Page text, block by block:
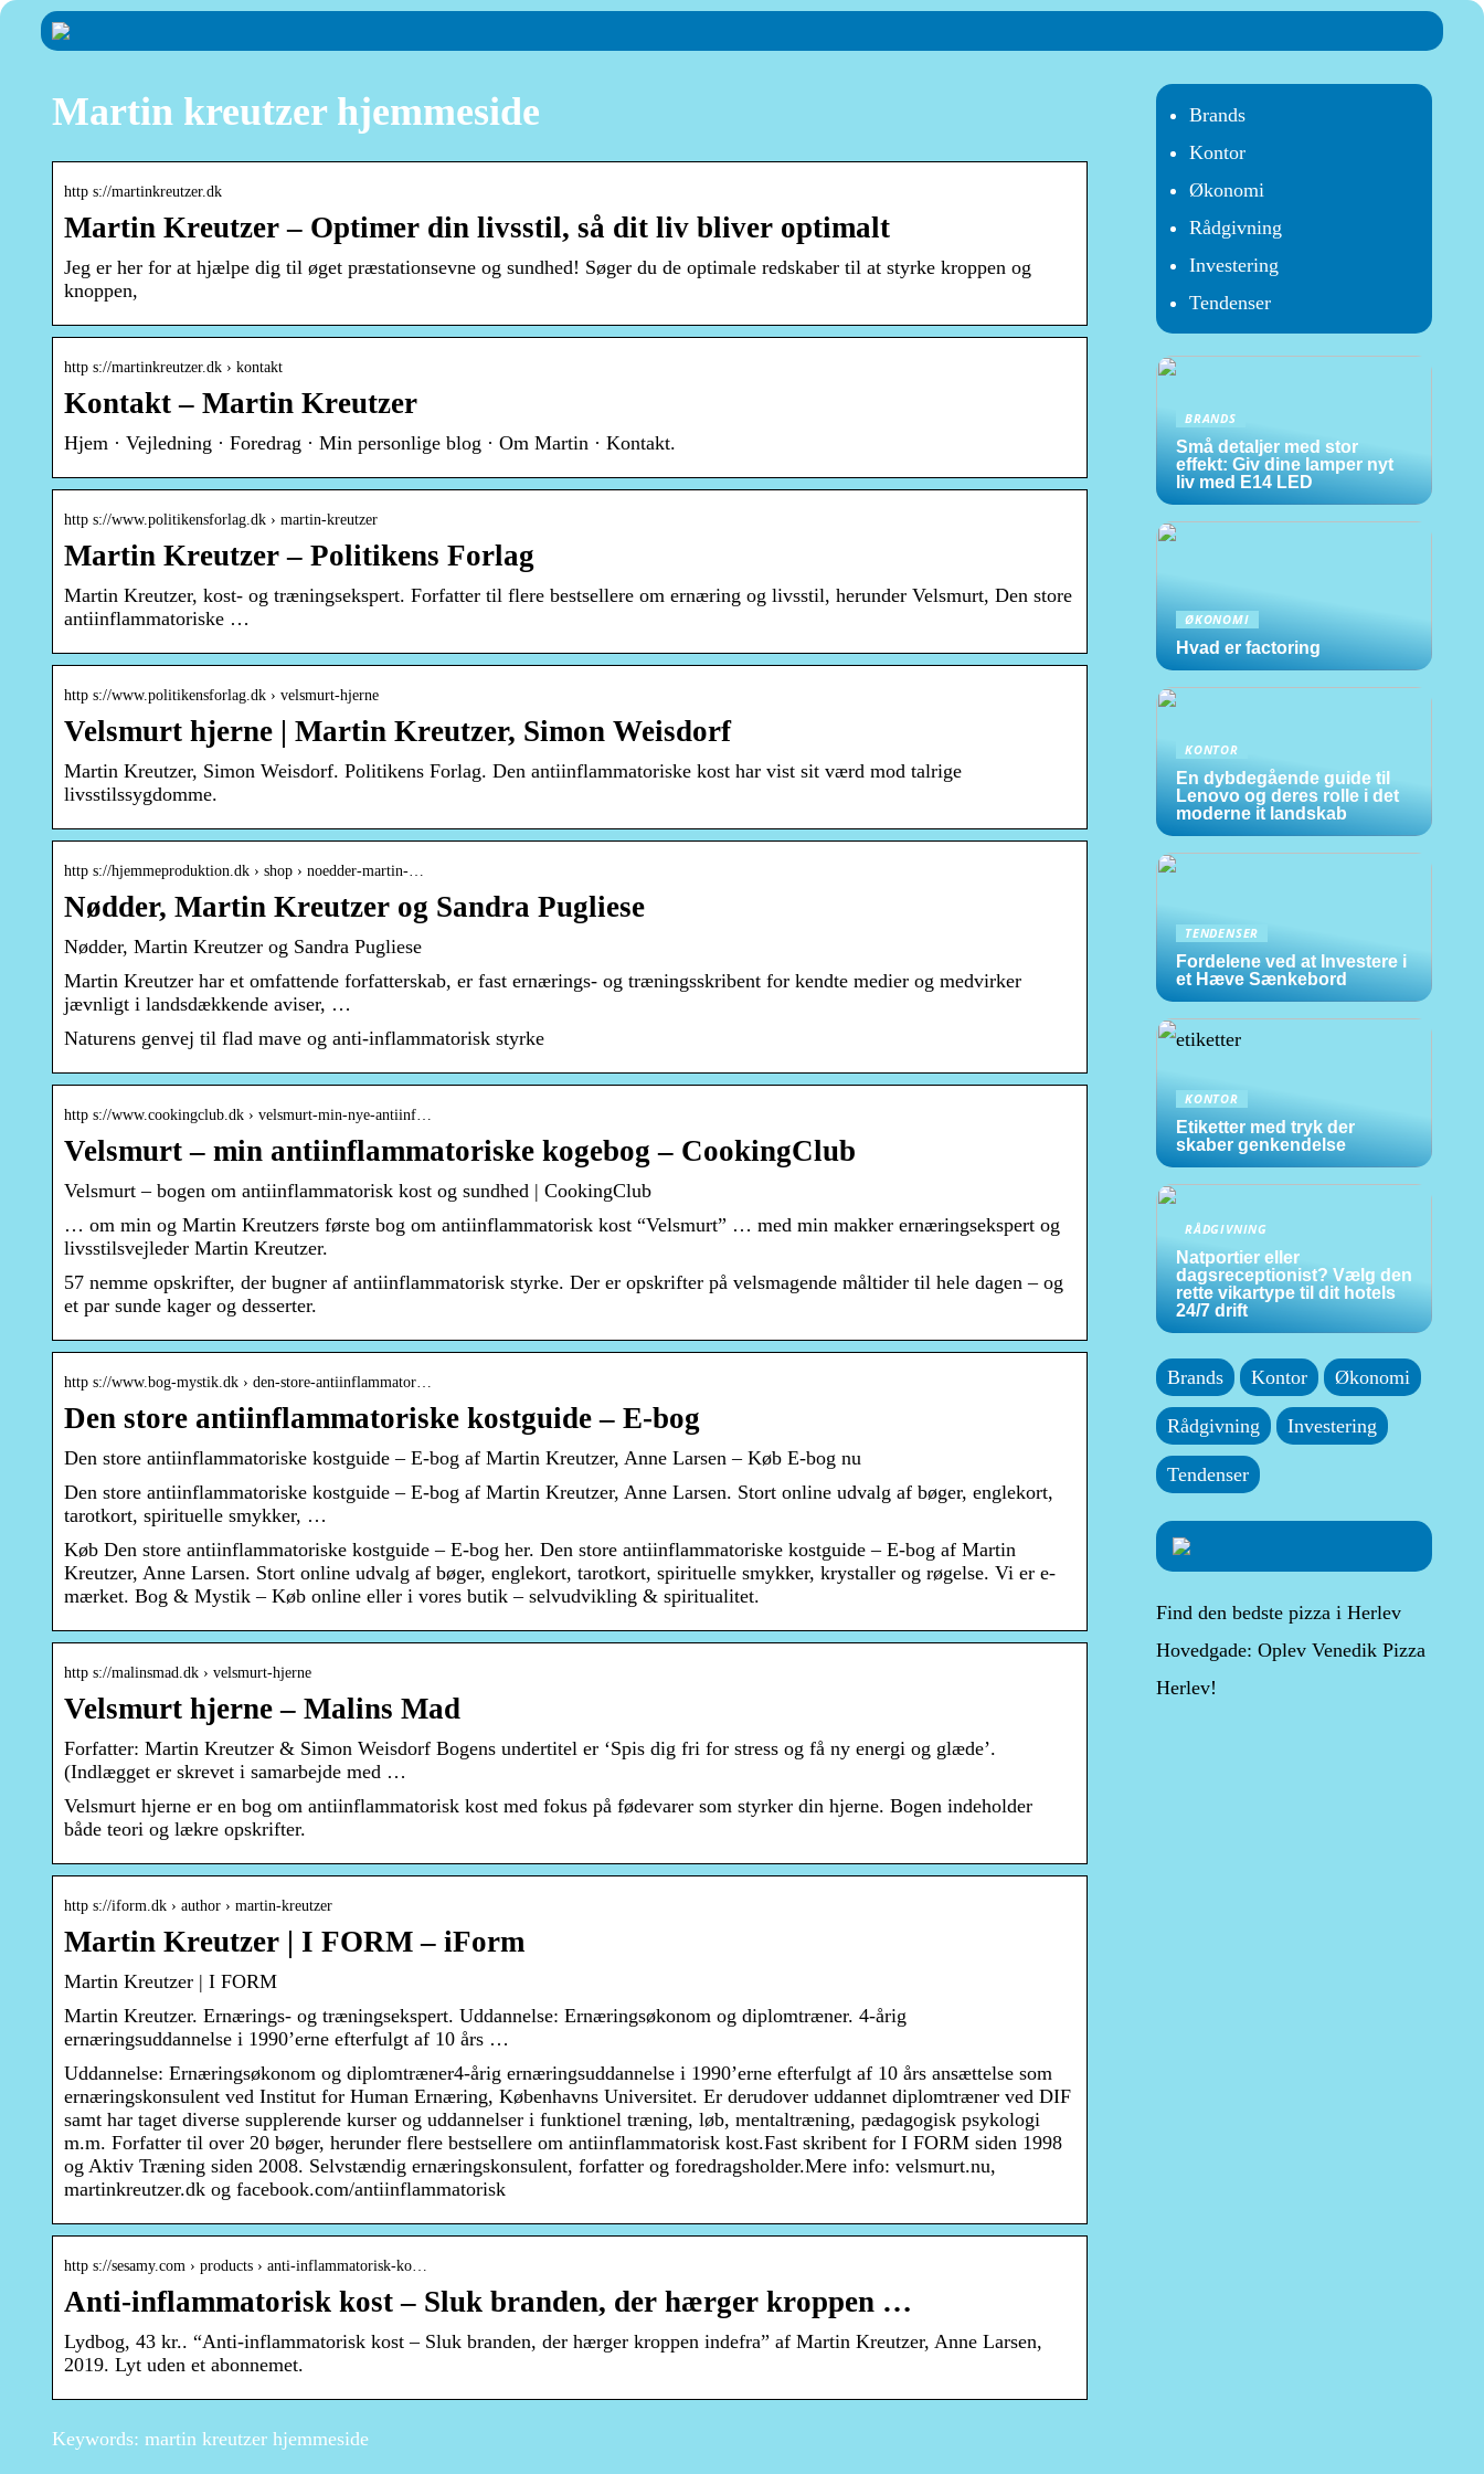
Martin kreutzer hjemmeside
http s://martinkreutzer.dk
Martin Kreutzer – Optimer din livsstil, så dit liv bliver optimalt
Jeg er her for at hjælpe dig til øget præstationsevne og sundhed! Søger du de optimale redskaber til at styrke kroppen og
knoppen,
http s://martinkreutzer.dk › kontakt
Kontakt – Martin Kreutzer
Hjem · Vejledning · Foredrag · Min personlige blog · Om Martin · Kontakt.
http s://www.politikensforlag.dk › martin-kreutzer
Martin Kreutzer – Politikens Forlag
Martin Kreutzer, kost- og træningsekspert. Forfatter til flere bestsellere om ernæring og livsstil, herunder Velsmurt, Den store
antiinflammatoriske …
http s://www.politikensforlag.dk › velsmurt-hjerne
Velsmurt hjerne | Martin Kreutzer, Simon Weisdorf
Martin Kreutzer, Simon Weisdorf. Politikens Forlag. Den antiinflammatoriske kost har vist sit værd mod talrige
livsstilssygdomme.
http s://hjemmeproduktion.dk › shop › noedder-martin-…
Nødder, Martin Kreutzer og Sandra Pugliese
Nødder, Martin Kreutzer og Sandra Pugliese
Martin Kreutzer har et omfattende forfatterskab, er fast ernærings- og træningsskribent for kendte medier og medvirker
jævnligt i landsdækkende aviser, …
Naturens genvej til flad mave og anti-inflammatorisk styrke
http s://www.cookingclub.dk › velsmurt-min-nye-antiinf…
Velsmurt – min antiinflammatoriske kogebog – CookingClub
Velsmurt – bogen om antiinflammatorisk kost og sundhed | CookingClub
… om min og Martin Kreutzers første bog om antiinflammatorisk kost “Velsmurt” … med min makker ernæringsekspert og
livsstilsvejleder Martin Kreutzer.
57 nemme opskrifter, der bugner af antiinflammatorisk styrke. Der er opskrifter på velsmagende måltider til hele dagen – og
et par sunde kager og desserter.
http s://www.bog-mystik.dk › den-store-antiinflammator…
Den store antiinflammatoriske kostguide – E-bog
Den store antiinflammatoriske kostguide – E-bog af Martin Kreutzer, Anne Larsen – Køb E-bog nu
Den store antiinflammatoriske kostguide – E-bog af Martin Kreutzer, Anne Larsen. Stort online udvalg af bøger, englekort,
tarotkort, spirituelle smykker, …
Køb Den store antiinflammatoriske kostguide – E-bog her. Den store antiinflammatoriske kostguide – E-bog af Martin
Kreutzer, Anne Larsen. Stort online udvalg af bøger, englekort, tarotkort, spirituelle smykker, krystaller og røgelse. Vi er e-
mærket. Bog & Mystik – Køb online eller i vores butik – selvudvikling & spiritualitet.
http s://malinsmad.dk › velsmurt-hjerne
Velsmurt hjerne – Malins Mad
Forfatter: Martin Kreutzer & Simon Weisdorf Bogens undertitel er ‘Spis dig fri for stress og få ny energi og glæde’.
(Indlægget er skrevet i samarbejde med …
Velsmurt hjerne er en bog om antiinflammatorisk kost med fokus på fødevarer som styrker din hjerne. Bogen indeholder
både teori og lækre opskrifter.
http s://iform.dk › author › martin-kreutzer
Martin Kreutzer | I FORM – iForm
Martin Kreutzer | I FORM
Martin Kreutzer. Ernærings- og træningsekspert. Uddannelse: Ernæringsøkonom og diplomtræner. 4-årig
ernæringsuddannelse i 1990’erne efterfulgt af 10 års …
Uddannelse: Ernæringsøkonom og diplomtræner4-årig ernæringsuddannelse i 1990’erne efterfulgt af 10 års ansættelse som
ernæringskonsulent ved Institut for Human Ernæring, Københavns Universitet. Er derudover uddannet diplomtræner ved DIF
samt har taget diverse supplerende kurser og uddannelser i funktionel træning, løb, mentaltræning, pædagogisk psykologi
m.m. Forfatter til over 20 bøger, herunder flere bestsellere om antiinflammatorisk kost.Fast skribent for I FORM siden 1998
og Aktiv Træning siden 2008. Selvstændig ernæringskonsulent, forfatter og foredragsholder.Mere info: velsmurt.nu,
martinkreutzer.dk og facebook.com/antiinflammatorisk
http s://sesamy.com › products › anti-inflammatorisk-ko…
Anti-inflammatorisk kost – Sluk branden, der hærger kroppen …
Lydbog, 43 kr.. “Anti-inflammatorisk kost – Sluk branden, der hærger kroppen indefra” af Martin Kreutzer, Anne Larsen,
2019. Lyt uden et abonnemet.
Keywords: martin kreutzer hjemmeside
Brands
Kontor
Økonomi
Rådgivning
Investering
Tendenser
BRANDS
Små detaljer med stor
effekt: Giv dine lamper nyt
liv med E14 LED
ØKONOMI
Hvad er factoring
KONTOR
En dybdegående guide til
Lenovo og deres rolle i det
moderne it landskab
TENDENSER
Fordelene ved at Investere i
et Hæve Sænkebord
KONTOR
Etiketter med tryk der
skaber genkendelse
RÅDGIVNING
Natportier eller
dagsreceptionist? Vælg den
rette vikartype til dit hotels
24/7 drift
Brands Kontor Økonomi
Rådgivning Investering
Tendenser
Find den bedste pizza i Herlev
Hovedgade: Oplev Venedik Pizza
Herlev!